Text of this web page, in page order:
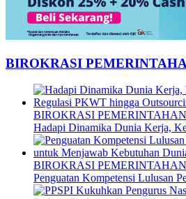
BIROKRASI
BIROKRASI PEMERINTAHAN
Hadapi Dinamika Dunia Kerja,
BIROKRASI PEMERINTAHAN
Penguatan Kompetensi Lulusan